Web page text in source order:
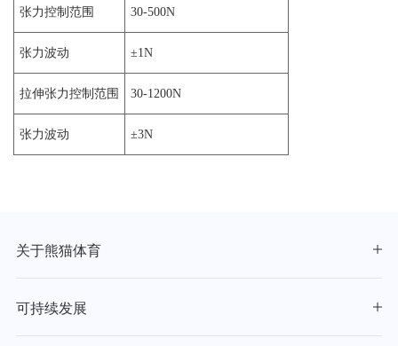
张力控制范围 30-500N
张力波动 ±1N
拉伸张力控制范围 30-1200N
张力波动 ±3N
关于熊猫体育
可持续发展